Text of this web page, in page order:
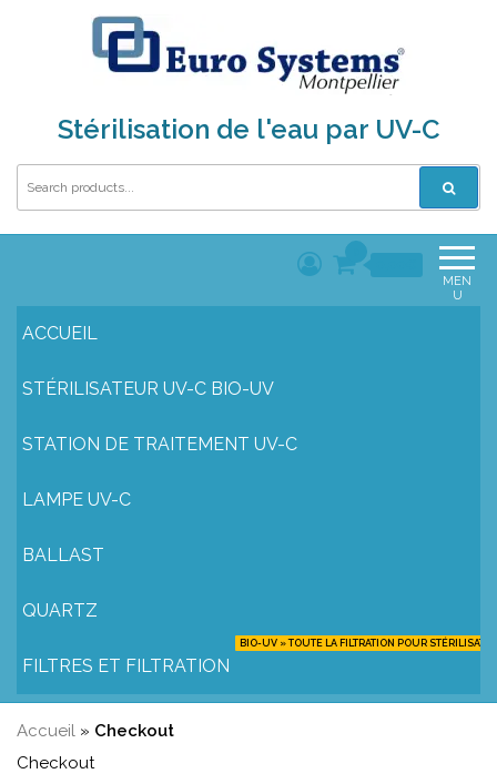
Stérilisation de l'eau par UV-C
MEN
U
ACCUEIL
STÉRILISATEUR UV-C BIO-UV
STATION DE TRAITEMENT UV-C
LAMPE UV-C
BALLAST
QUARTZ
FILTRES ET FILTRATION
BIO-UV » TOUTE LA FILTRATION POUR
Accueil » Checkout
Checkout